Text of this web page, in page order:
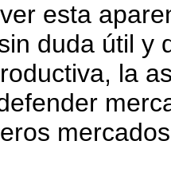
esta
duda útil y
la